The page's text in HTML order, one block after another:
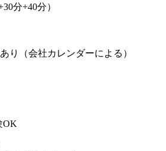
分+40分）
り（会社カレンダーによる）
OK